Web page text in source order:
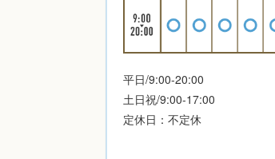
平日/9:00-20:00
土日祝/9:00-17:00
定休日：不定休